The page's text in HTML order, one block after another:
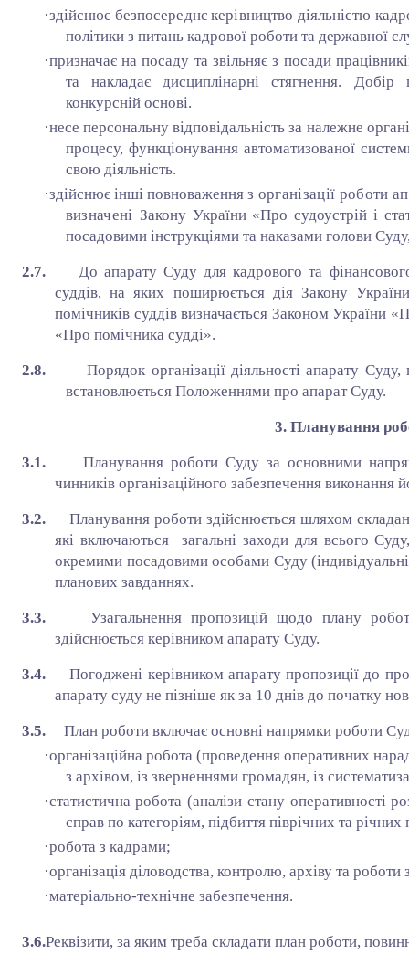
·здійснює безпосереднє керівництво діяльністю
політики з питань кадрової роботи та державної
·призначає на посаду та звільняє з посади
та накладає дисциплінарні стягнення.
конкурсній основі.
·несе персональну відповідальність за належне
процесу, функціонування автоматизованої
свою діяльність.
·здійснює інші повноваженняз організації роботи
визначені Закону України «Про судоустрій і
посадовими інструкціями та наказами голови
2.7. До апарату Суду для кадрового та
суддів, на яких поширюється дія Закону
помічників суддів визначається Законом України
«Про помічника судді».
2.8.Порядок організації діяльності апарату
встановлюється Положеннями про апарат Суду.
3. Планування
3.1. Планування роботи Суду за основними
чинників організаційного забезпечення виконання
3.2. Планування роботи здійснюється шляхом
які включаються загальні заходи для всього
окремими посадовими особами Суду
планових завданнях.
3.3.Узагальнення пропозицій щодо плану
здійснюється керівником апарату Суду.
3.4.Погоджені керівником апарату пропозиції до
апарату суду не пізніше як за 10 днів до початку
3.5. План роботи включає основні напрямки роботи
·організаційна робота (проведення оперативних
з архівом, із зверненнями громадян, із
·статистична робота (аналізи стану оперативності
справ по категоріям, підбиття піврічних та
·робота з кадрами;
·організація діловодства, контролю, архіву та
·матеріально-технічне забезпечення.
3.6.Реквізити, за яким треба складати план роботи,